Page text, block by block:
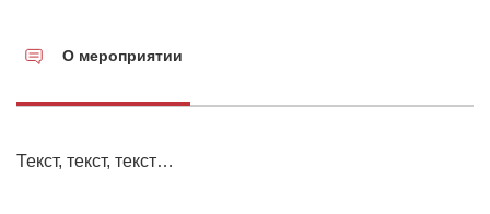
О мероприятии
Текст, текст, текст…